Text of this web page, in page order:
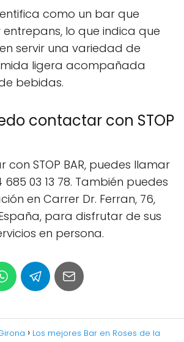
como un bar que
lo que indica que
servir una variedad de
ligera acompañada
bebidas.
contactar con STOP
STOP BAR, puedes llamar
03 13 78. También puedes
en Carrer Dr. Ferran, 76,
para disfrutar de sus
en persona.
Los mejores Bar en Roses de la